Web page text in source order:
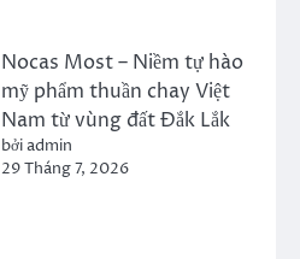
Nocas Most – Niềm tự hào
mỹ phẩm thuần chay Việt
Nam từ vùng đất Đắk Lắk
bởi admin
29 Tháng 7, 2026